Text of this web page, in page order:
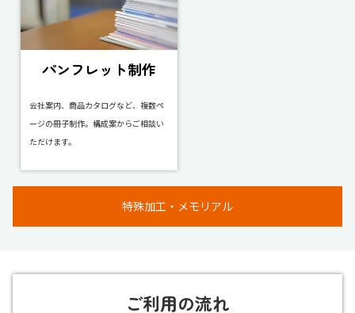
特殊加工・メモリアル
パンフレット制作
会社案内、商品カタログなど、複数ペ
ージの冊子制作。構成案からご相談い
ただけます。
ご利用の流れ